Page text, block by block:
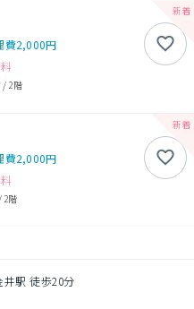
費2,000円
/ 2階
費2,000円
/ 2階
駅 徒歩20分